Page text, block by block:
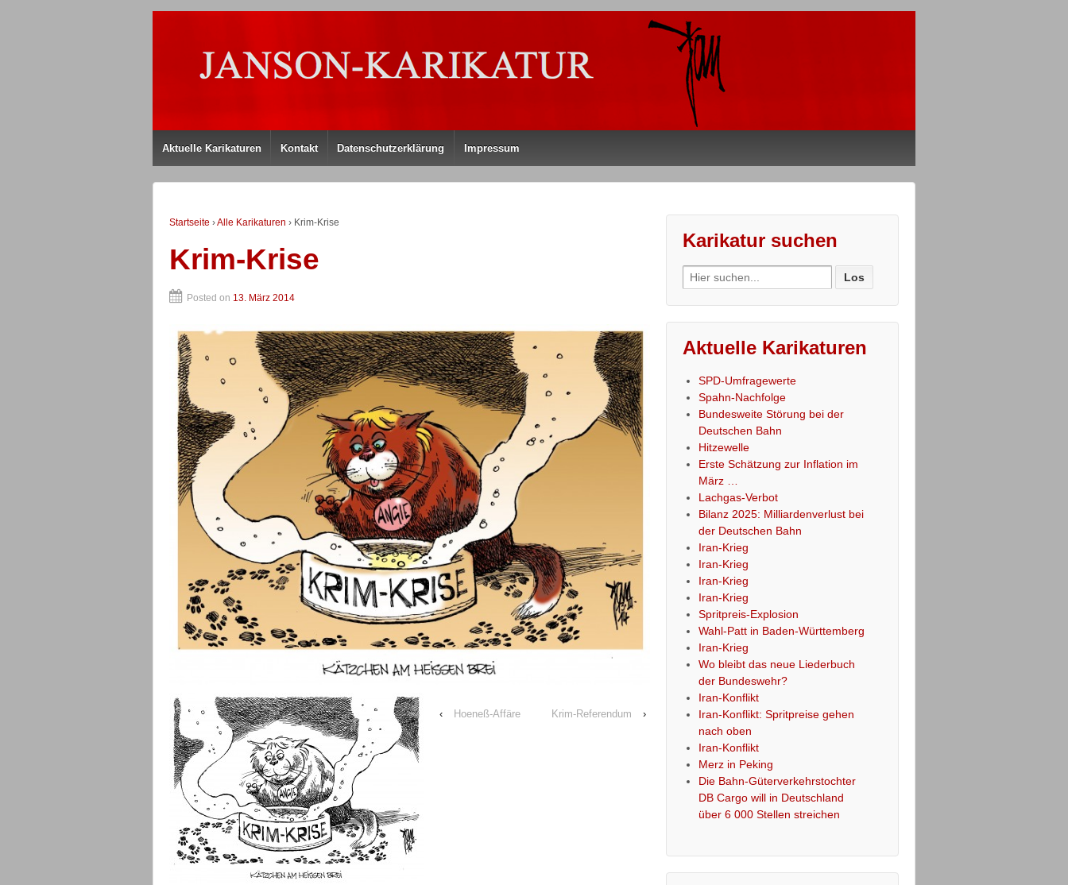
Aktuelle Karikaturen Kontakt Datenschutzerklärung Impressum
Startseite ›Alle Karikaturen › Krim-Krise
Krim-Krise
Posted on 13. März 2014
‹ Hoeneß-Affäre Krim-Referendum ›
Karikatur suchen
Search
for:
Aktuelle Karikaturen
SPD-Umfragewerte
Spahn-Nachfolge
Bundesweite Störung bei der
Deutschen Bahn
Hitzewelle
Erste Schätzung zur Inflation im
März …
Lachgas-Verbot
Bilanz 2025: Milliardenverlust bei
der Deutschen Bahn
Iran-Krieg
Iran-Krieg
Iran-Krieg
Iran-Krieg
Spritpreis-Explosion
Wahl-Patt in Baden-Württemberg
Iran-Krieg
Wo bleibt das neue Liederbuch
der Bundeswehr?
Iran-Konflikt
Iran-Konflikt: Spritpreise gehen
nach oben
Iran-Konflikt
Merz in Peking
Die Bahn-Güterverkehrstochter
DB Cargo will in Deutschland
über 6 000 Stellen streichen